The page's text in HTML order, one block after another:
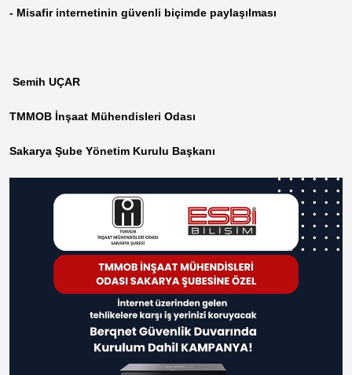
- Misafir internetinin güvenli biçimde paylaşılması
Semih UÇAR
TMMOB İnşaat Mühendisleri Odası
Sakarya Şube Yönetim Kurulu Başkanı